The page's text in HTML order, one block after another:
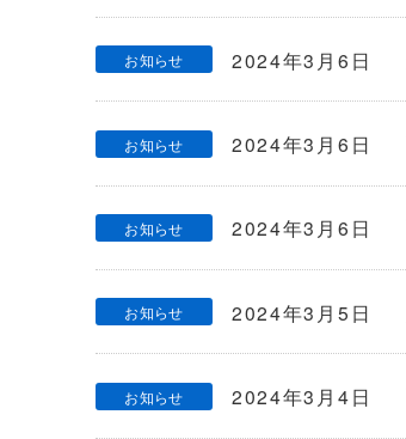
2024年3月6日
お知らせ
2024年3月6日
お知らせ
2024年3月6日
お知らせ
2024年3月5日
お知らせ
2024年3月4日
お知らせ